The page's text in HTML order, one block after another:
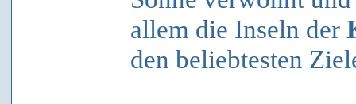
allem die Inseln der
den beliebtesten